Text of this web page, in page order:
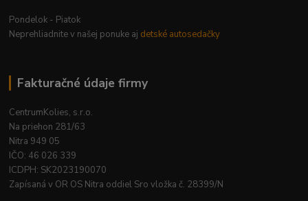
Pondelok - Piatok
Neprehliadnite v našej ponuke aj detské autosedačky
Fakturačné údaje firmy
CentrumKolies, s.r.o.
Na priehon 281/63
Nitra 949 05
IČO: 46 026 339
ICDPH: SK2023190070
Zapísaná v OR OS Nitra oddiel Sro vložka č. 28399/N